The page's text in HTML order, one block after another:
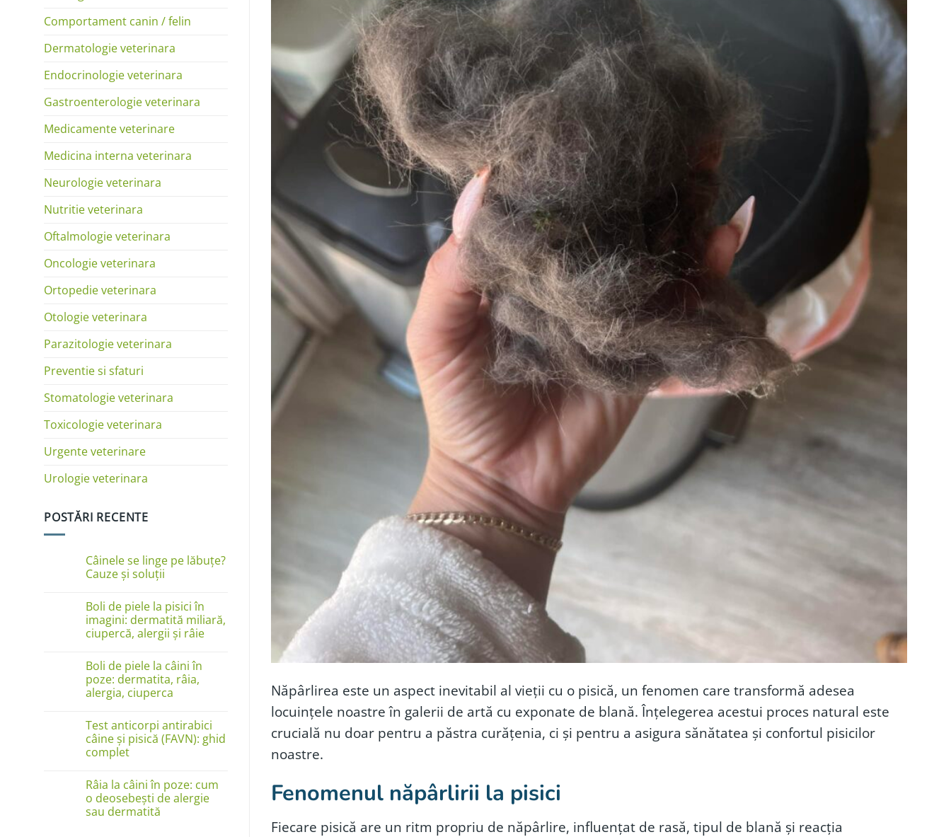
Comportament canin / felin
Dermatologie veterinara
Endocrinologie veterinara
Gastroenterologie veterinara
Medicamente veterinare
Medicina interna veterinara
Neurologie veterinara
Nutritie veterinara
Oftalmologie veterinara
Oncologie veterinara
Ortopedie veterinara
Otologie veterinara
Parazitologie veterinara
Preventie si sfaturi
Stomatologie veterinara
Toxicologie veterinara
Urgente veterinare
Urologie veterinara
POSTĂRI RECENTE
Câinele se linge pe lăbuțe?
Cauze și soluții
comentariu
la
Câinele
se
linge
Cauze
și
soluții
Boli de piele la pisici în
imagini: dermatită miliară,
ciupercă, alergii și râie
comentariu
la
Boli
de
piele
în
imagini:
dermatită
miliară,
ciupercă,
și
râie
Boli de piele la câini în
poze: dermatita, râia,
alergia, ciuperca
la
Boli
de
piele
în
poze:
dermatita,
râia,
alergia,
Test anticorpi antirabici
câine și pisică (FAVN): ghid
complet
comentariu
la
Test
anticorpi
antirabici
Râia la câini în poze: cum
o deosebești de alergie
sau dermatită
Năpârlirea este un aspect inevitabil al vieții cu o pisică, un fenomen care transformă adesea
locuințele noastre în galerii de artă cu exponate de blană. Înțelegerea acestui proces natural este
crucială nu doar pentru a păstra curățenia, ci și pentru a asigura sănătatea și confortul pisicilor
noastre.
Fenomenul năpârlirii la pisici
Fiecare pisică are un ritm propriu de năpârlire, influențat de rasă, tipul de blană și reacția